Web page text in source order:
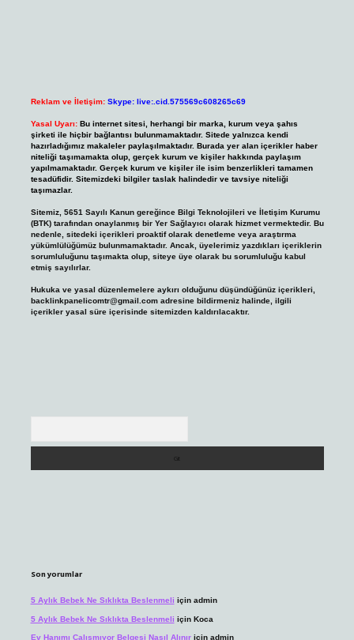
Reklam ve İletişim: Skype: live:.cid.575569c608265c69
Yasal Uyarı: Bu internet sitesi, herhangi bir marka, kurum veya şahıs
şirketi ile hiçbir bağlantısı bulunmamaktadır. Sitede yalnızca kendi
hazırladığımız makaleler paylaşılmaktadır. Burada yer alan içerikler haber
niteliği taşımamakta olup, gerçek kurum ve kişiler hakkında paylaşım
yapılmamaktadır. Gerçek kurum ve kişiler ile isim benzerlikleri tamamen
tesadüfidir. Sitemizdeki bilgiler taslak halindedir ve tavsiye niteliği
taşımazlar.
Sitemiz, 5651 Sayılı Kanun gereğince Bilgi Teknolojileri ve İletişim Kurumu
(BTK) tarafından onaylanmış bir Yer Sağlayıcı olarak hizmet vermektedir. Bu
nedenle, sitedeki içerikleri proaktif olarak denetleme veya araştırma
yükümlülüğümüz bulunmamaktadır. Ancak, üyelerimiz yazdıkları içeriklerin
sorumluluğunu taşımakta olup, siteye üye olarak bu sorumluluğu kabul
etmiş sayılırlar.
Hukuka ve yasal düzenlemelere aykırı olduğunu düşündüğünüz içerikleri,
backlinkpanelicomtr@gmail.comadresine bildirmeniz halinde, ilgili
içerikler yasal süre içerisinde sitemizden kaldırılacaktır.
Son yorumlar
5 Aylık Bebek Ne Sıklıkta Beslenmeli için admin
5 Aylık Bebek Ne Sıklıkta Beslenmeli için Koca
Ev Hanımı Çalışmıyor Belgesi Nasıl Alınıriçin admin